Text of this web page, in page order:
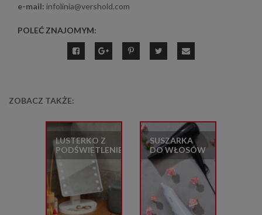
e-mail: infolinia@vershold.com
POLEĆ ZNAJOMYM:
ZOBACZ TAKŻE:
LUSTERKO Z
PODŚWIETLENIEM
SUSZARKA
DO WŁOSÓW